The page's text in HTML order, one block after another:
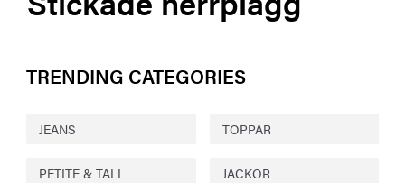
TRENDING CATEGORIES
JEANS TOPPAR
PETITE & TALL JACKOR